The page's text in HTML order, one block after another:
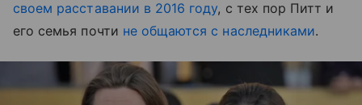
своем расставании в 2016 году, с тех пор Питт и
его семья почти не общаются с наследниками.